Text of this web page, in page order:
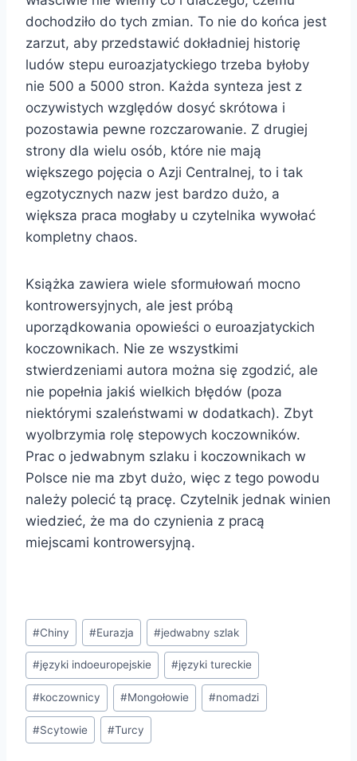
dochodziło do tych zmian. To nie do końca jest
zarzut, aby przedstawić dokładniej historię
ludów stepu euroazjatyckiego trzeba byłoby
nie 500 a 5000 stron. Każda synteza jest z
oczywistych względów dosyć skrótowa i
pozostawia pewne rozczarowanie. Z drugiej
strony dla wielu osób, które nie mają
większego pojęcia o Azji Centralnej, to i tak
egzotycznych nazw jest bardzo dużo, a
większa praca mogłaby u czytelnika wywołać
kompletny chaos.
Książka zawiera wiele sformułowań mocno
kontrowersyjnych, ale jest próbą
uporządkowania opowieści o euroazjatyckich
koczownikach. Nie ze wszystkimi
stwierdzeniami autora można się zgodzić, ale
nie popełnia jakiś wielkich błędów (poza
niektórymi szaleństwami w dodatkach). Zbyt
wyolbrzymia rolę stepowych koczowników.
Prac o jedwabnym szlaku i koczownikach w
Polsce nie ma zbyt dużo, więc z tego powodu
należy polecić tą pracę. Czytelnik jednak winien
wiedzieć, że ma do czynienia z pracą
miejscami kontrowersyjną.
Tagi
wpisu:
#Chiny #Eurazja #jedwabny szlak
#języki indoeuropejskie #języki tureckie
#koczownicy #Mongołowie #nomadzi
#Scytowie #Turcy